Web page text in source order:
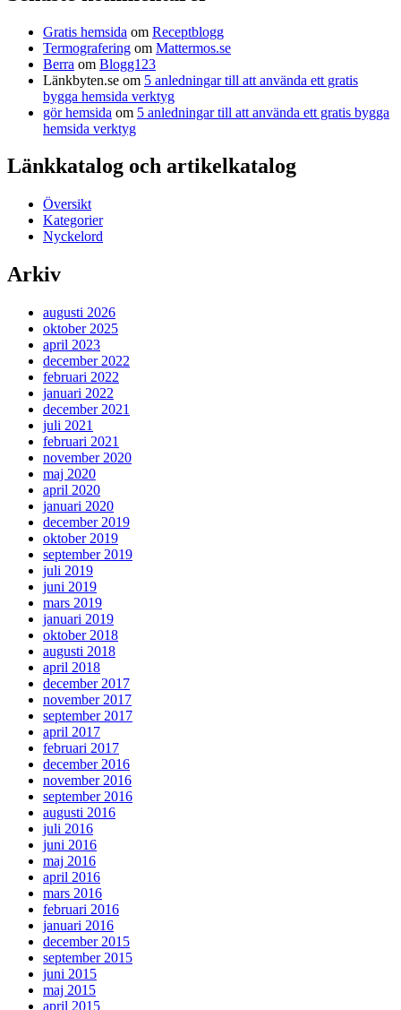
Gratis hemsida om Receptblogg
Termografering om Mattermos.se
Berra om Blogg123
Länkbyten.se om 5 anledningar till att använda ett gratis
bygga hemsida verktyg
gör hemsida om 5 anledningar till att använda ett gratis bygga
hemsida verktyg
Länkkatalog och artikelkatalog
Översikt
Kategorier
Nyckelord
Arkiv
augusti 2026
oktober 2025
april 2023
december 2022
februari 2022
januari 2022
december 2021
juli 2021
februari 2021
november 2020
maj 2020
april 2020
januari 2020
december 2019
oktober 2019
september 2019
juli 2019
juni 2019
mars 2019
januari 2019
oktober 2018
augusti 2018
april 2018
december 2017
november 2017
september 2017
april 2017
februari 2017
december 2016
november 2016
september 2016
augusti 2016
juli 2016
juni 2016
maj 2016
april 2016
mars 2016
februari 2016
januari 2016
december 2015
september 2015
juni 2015
maj 2015
april 2015